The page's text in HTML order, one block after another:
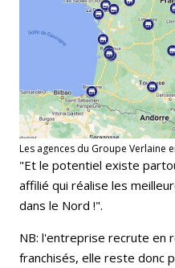
Les agences du Groupe Verlaine
"Et le potentiel existe
affilié qui réalise les
dans le Nord !".
NB: l'entreprise recrute en
franchisés, elle reste donc